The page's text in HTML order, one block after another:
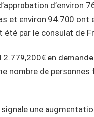
d’environ
et environ 94.700 ont
été par le consulat de
en
nombre de personnes
une